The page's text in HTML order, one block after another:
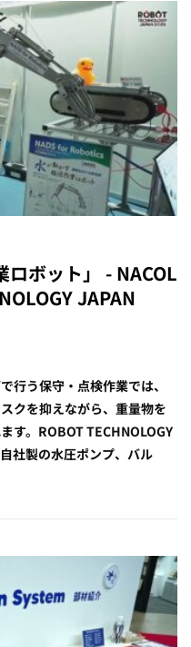
ロボット」 - NACOL
JAPAN
行う保守・点検作業では、
クを抑えながら、重量物を
す。ROBOT TECHNOLOGY
社製の水圧ポンプ、バル